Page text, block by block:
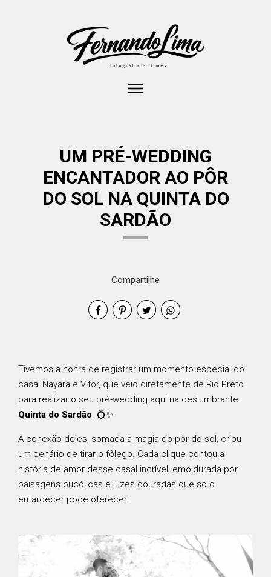
menu
UM PRÉ-WEDDING
ENCANTADOR AO PÔR
DO SOL NA QUINTA DO
SARDÃO
Compartilhe
Tivemos a honra de registrar um momento especial do
casal Nayara e Vitor, que veio diretamente de Rio Preto
para realizar o seu pré-wedding aqui na deslumbrante
Quinta do Sardão. 💍✨
A conexão deles, somada à magia do pôr do sol, criou
um cenário de tirar o fôlego. Cada clique contou a
história de amor desse casal incrível, emoldurada por
paisagens bucólicas e luzes douradas que só o
entardecer pode oferecer.